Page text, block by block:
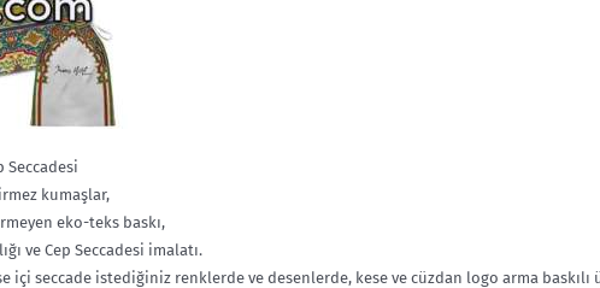
Seccadesi
kumaşlar,
eko-teks baskı,
ve Cep Seccadesi imalatı.
içi seccade istediğiniz renklerde ve desenlerde, kese ve cüzdan logo arma